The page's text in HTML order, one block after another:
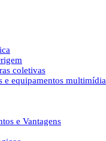
coletivas
e equipamentos multimídia
e Vantagens